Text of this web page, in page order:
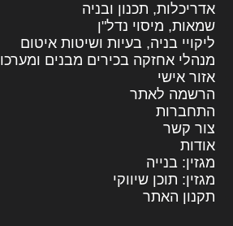
אדריכלות, תכנון ובניה
שמאות, מיסוי נדל"ן
ליקויי בניה, בעיות ושיטות איטום
מנהלי אחזקה בכירים מבנים
אזור אישי
הרשמה לאתר
התחברות
צור קשר
אודות
מגזין: בנייה
מגזין: תוכן שיווקי
תקנון האתר